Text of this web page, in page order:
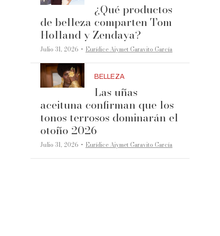
¿Qué productos
de belleza comparten Tom
Holland y Zendaya?
Julio 31, 2026 ·Eurídice Aiymet Garavito García
BELLEZA
Las uñas
aceituna confirman que los
tonos terrosos dominarán el
otoño 2026
Julio 31, 2026 ·Eurídice Aiymet Garavito García